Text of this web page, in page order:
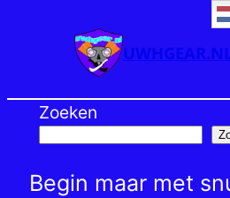
inhoud
Zoeken
Begin maar met